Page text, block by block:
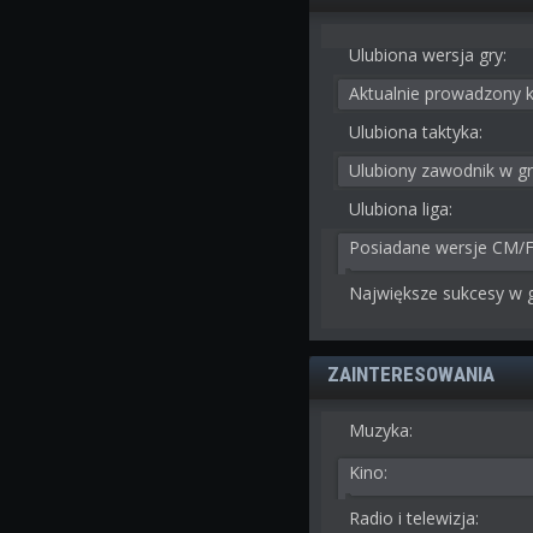
Ulubiona wersja gry:
Aktualnie prowadzony
Ulubiona taktyka:
Ulubiony zawodnik w
Ulubiona liga:
Posiadane wersje CM/
Największe sukcesy w
ZAINTERESOWANIA
Muzyka:
Kino:
Radio i telewizja: